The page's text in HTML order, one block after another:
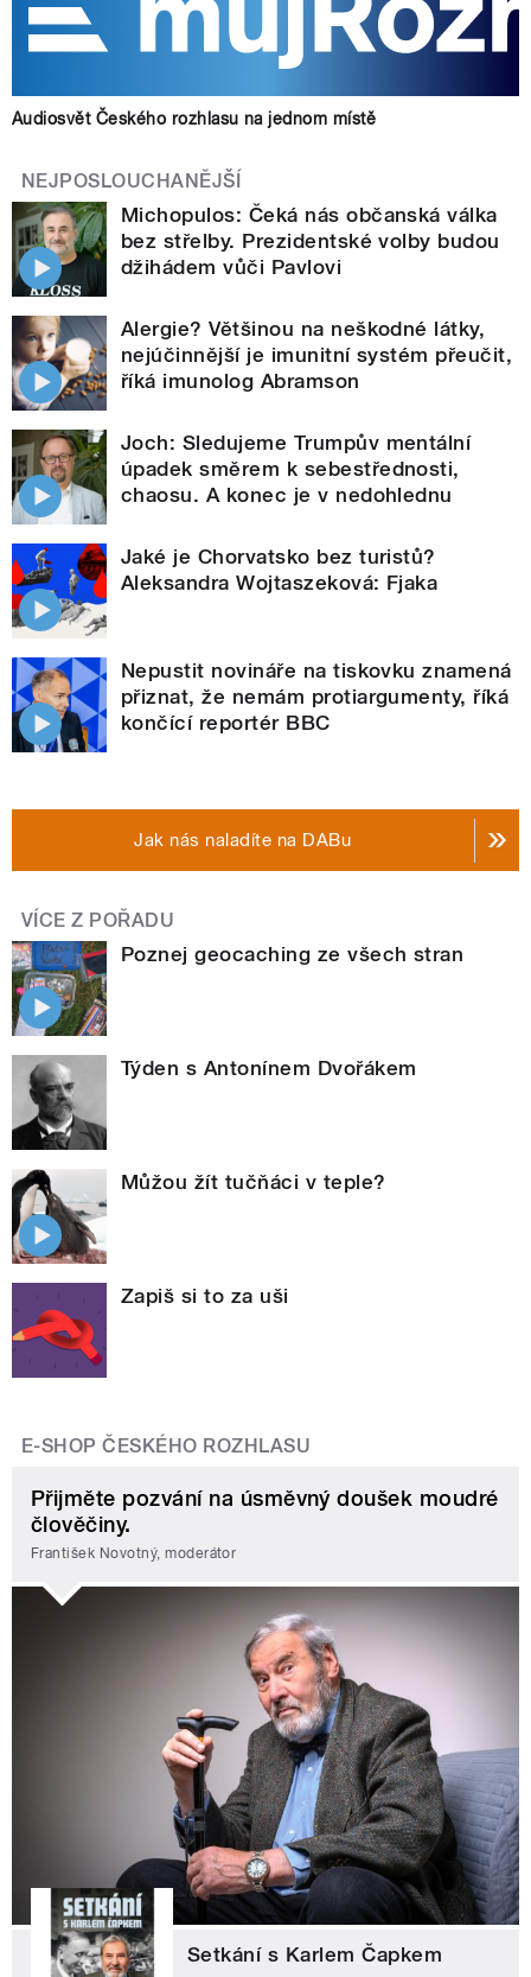
Audiosvět Českého rozhlasu na jednom místě
NEJPOSLOUCHANĚJŠÍ
Michopulos: Čeká nás občanská válka
bez střelby. Prezidentské volby budou
džihádem vůči Pavlovi
Alergie? Většinou na neškodné látky,
nejúčinnější je imunitní systém přeučit,
říká imunolog Abramson
Joch: Sledujeme Trumpův mentální
úpadek směrem k sebestřednosti,
chaosu. A konec je v nedohlednu
Jaké je Chorvatsko bez turistů?
Aleksandra Wojtaszeková: Fjaka
Nepustit novináře na tiskovku znamená
přiznat, že nemám protiargumenty, říká
končící reportér BBC
Jak nás naladíte na DABu
VÍCE Z POŘADU
Poznej geocaching ze všech stran
Týden s Antonínem Dvořákem
Můžou žít tučňáci v teple?
Zapiš si to za uši
E-SHOP ČESKÉHO ROZHLASU
Přijměte pozvání na úsměvný doušek moudré
člověčiny.
František Novotný, moderátor
Setkání s Karlem Čapkem